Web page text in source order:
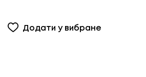
Додати у вибране